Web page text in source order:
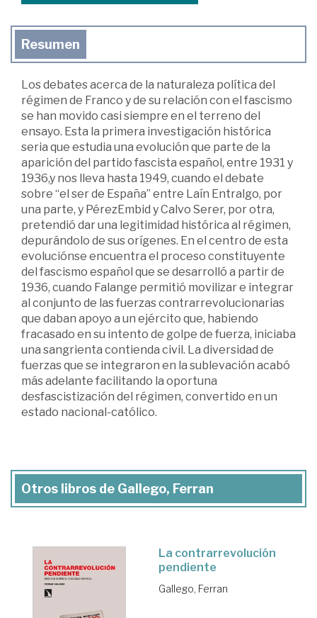
Resumen
Los debates acerca de la naturaleza política del
régimen de Franco y de su relación con el fascismo
se han movido casi siempre en el terreno del
ensayo. Esta la primera investigación histórica
seria que estudia una evolución que parte de la
aparición del partido fascista español, entre 1931 y
1936,y nos lleva hasta 1949, cuando el debate
sobre “el ser de España” entre Laín Entralgo, por
una parte, y PérezEmbid y Calvo Serer, por otra,
pretendió dar una legitimidad histórica al régimen,
depurándolo de sus orígenes. En el centro de esta
evoluciónse encuentra el proceso constituyente
del fascismo español que se desarrolló a partir de
1936, cuando Falange permitió movilizar e integrar
al conjunto de las fuerzas contrarrevolucionarias
que daban apoyo a un ejército que, habiendo
fracasado en su intento de golpe de fuerza, iniciaba
una sangrienta contienda civil. La diversidad de
fuerzas que se integraron en la sublevación acabó
más adelante facilitando la oportuna
desfascistización del régimen, convertido en un
estado nacional-católico.
Otros libros de Gallego, Ferran
La contrarrevolución
pendiente
Gallego, Ferran